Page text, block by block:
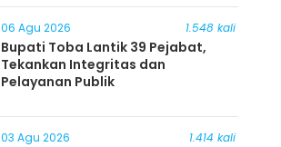
06 Agu 2026 1.548 kali
Bupati Toba Lantik 39 Pejabat,
Tekankan Integritas dan
Pelayanan Publik
03 Agu 2026 1.414 kali